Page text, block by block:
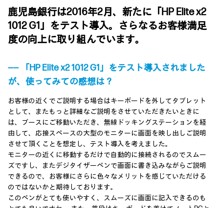
鹿児島銀行は2016年2月、新たに「HP Elite x2
1012 G1」をテスト導入。さらなるお客様満足
度の向上に取り組んでいます。
―― 「HP Elite x2 1012 G1」をテスト導入されました
が、使ってみての感想は？
お客様の近くでご説明する場合はキーボードを外してタブレット
として、またもっと詳細なご説明をさせていただきたいときに
は、ブースにご移動いただき、無線ドッキングステーションを経
由して、応接スペースの大型のモニターに画面を映し出しご説明
させて頂くことを想定し、テスト導入を考えました。
モニターの近くに移動するだけで自動的に接続されるのでスムー
ズですし、またデジタイザーペンで画面に書き込みながらご説明
できるので、お客様にさらに色々なメリットを感じていただける
のではないかと期待しております。
このペンがとても使いやすく、スムーズに画面に記入できるのも